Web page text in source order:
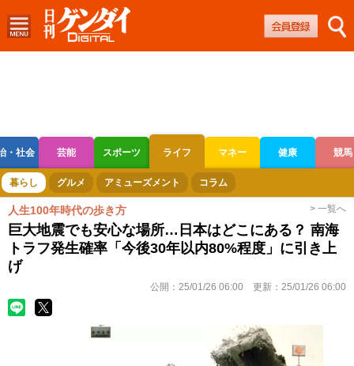
・社会 芸能 スポーツ ライフ マネー 健康 競馬
ボートレース 競輪 オートレース
暮らし グルメ アミューズメント コラム
人生100年時代の歩き方 > 一覧へ
巨大地震でも安心な場所…日本はどこにある？ 南海
トラフ発生確率「今後30年以内80%程度」に引き上
げ
公開： 25/01/26 06:00 更新： 25/01/26 06:00